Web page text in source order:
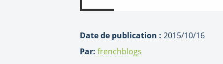
Date de publication : 2015/10/16
Par: frenchblogs